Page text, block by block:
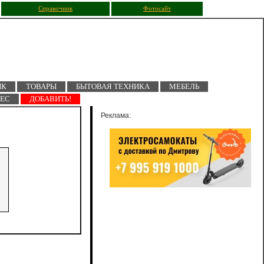
Справочник Фотосайт
ТОВАРЫ БЫТОВАЯ ТЕХНИКА
МЕБЕЛЬ
ДОБАВИТЬ!
Реклама: